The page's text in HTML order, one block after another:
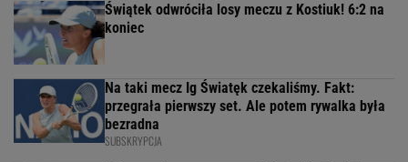
Świątek odwróciła losy meczu z Kostiuk! 6:2 na
koniec
Na taki mecz Ig Światęk czekaliśmy. Fakt:
przegrała pierwszy set. Ale potem rywalka była
bezradna
SUBSKRYPCJA